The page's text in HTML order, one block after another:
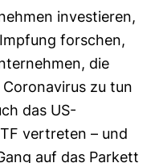
investieren,
forschen,
die
zu tun
das US-
vertreten – und
auf das Parkett